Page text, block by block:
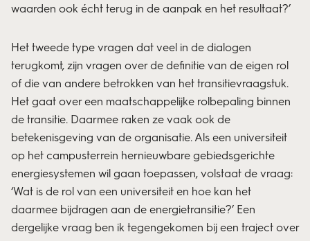
waarden ook écht terug in de aanpak en het resultaat?’
Het tweede type vragen dat veel in de dialogen
terugkomt, zijn vragen over de definitie van de eigen rol
of die van andere betrokken van het transitievraagstuk.
Het gaat over een maatschappelijke rolbepaling binnen
de transitie. Daarmee raken ze vaak ook de
betekenisgeving van de organisatie. Als een universiteit
op het campusterrein hernieuwbare gebiedsgerichte
energiesystemen wil gaan toepassen, volstaat de vraag:
‘Wat is de rol van een universiteit en hoe kan het
daarmee bijdragen aan de energietransitie?’ Een
dergelijke vraag ben ik tegengekomen bij een traject over